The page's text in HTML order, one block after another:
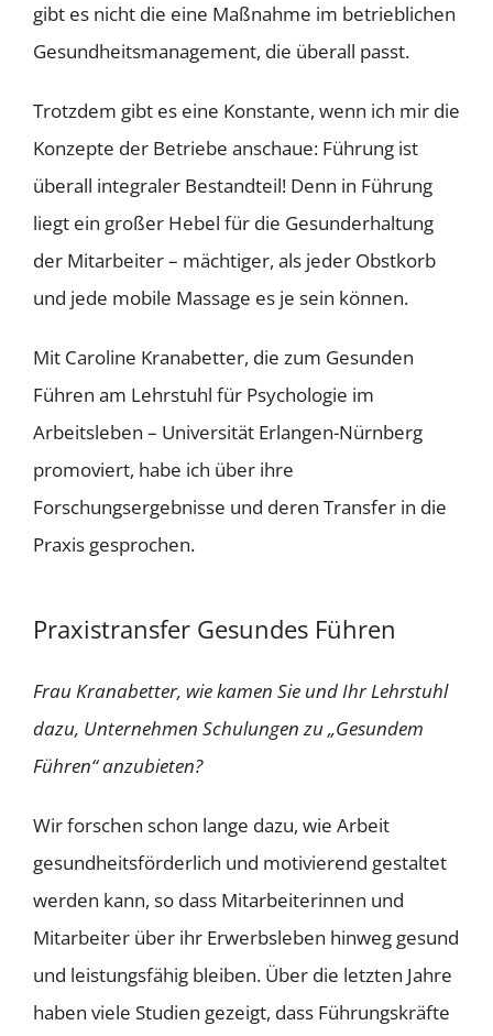
gibt es nicht die eine Maßnahme im betrieblichen
Gesundheitsmanagement, die überall passt.
Trotzdem gibt es eine Konstante, wenn ich mir die
Konzepte der Betriebe anschaue: Führung ist
überall integraler Bestandteil! Denn in Führung
liegt ein großer Hebel für die Gesunderhaltung
der Mitarbeiter – mächtiger, als jeder Obstkorb
und jede mobile Massage es je sein können.
Mit Caroline Kranabetter, die zum Gesunden
Führen am Lehrstuhl für Psychologie im
Arbeitsleben – Universität Erlangen-Nürnberg
promoviert, habe ich über ihre
Forschungsergebnisse und deren Transfer in die
Praxis gesprochen.
Praxistransfer Gesundes Führen
Frau Kranabetter, wie kamen Sie und Ihr Lehrstuhl
dazu, Unternehmen Schulungen zu „Gesundem
Führen“ anzubieten?
Wir forschen schon lange dazu, wie Arbeit
gesundheitsförderlich und motivierend gestaltet
werden kann, so dass Mitarbeiterinnen und
Mitarbeiter über ihr Erwerbsleben hinweg gesund
und leistungsfähig bleiben. Über die letzten Jahre
haben viele Studien gezeigt, dass Führungskräfte